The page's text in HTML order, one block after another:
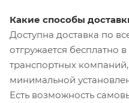
Какие способы
Доступна доставка по
отгружается бесплатно
транспортных
минимальной
Есть возможность